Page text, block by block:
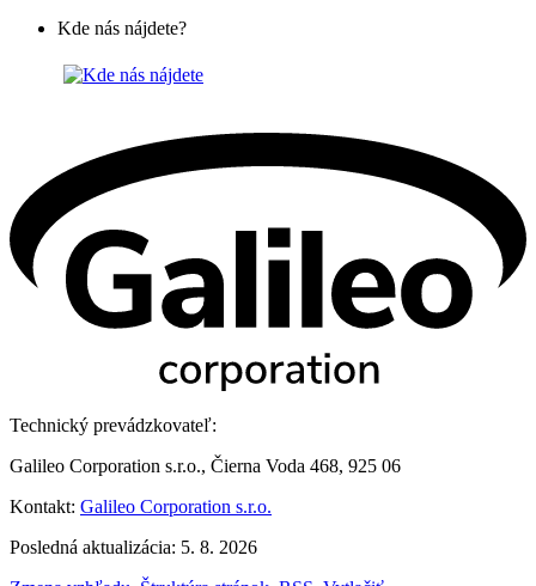
Kde nás nájdete?
Technický prevádzkovateľ:
Galileo Corporation s.r.o., Čierna Voda 468, 925 06
Kontakt: Galileo Corporation s.r.o.
Posledná aktualizácia: 5. 8. 2026